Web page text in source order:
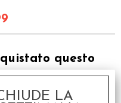
questo
anche questi
LA